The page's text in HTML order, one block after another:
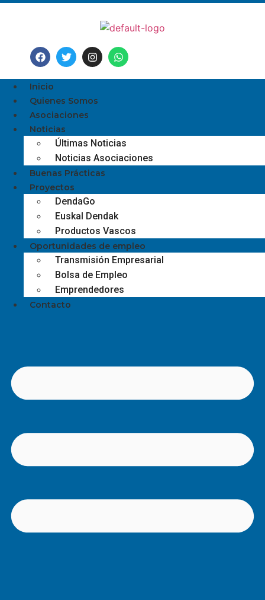
Inicio
Quienes Somos
Asociaciones
Noticias
Últimas Noticias
Noticias Asociaciones
Buenas Prácticas
Proyectos
DendaGo
Euskal Dendak
Productos Vascos
Oportunidades de empleo
Transmisión Empresarial
Bolsa de Empleo
Emprendedores
Contacto